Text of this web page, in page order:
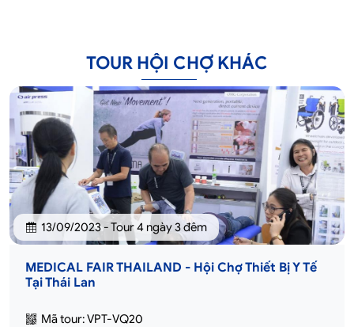
TOUR HỘI CHỢ KHÁC
13/09/2023 - Tour 4 ngày 3 đêm
MEDICAL FAIR THAILAND - Hội Chợ Thiết Bị Y Tế
Tại Thái Lan
Mã tour: VPT-VQ20